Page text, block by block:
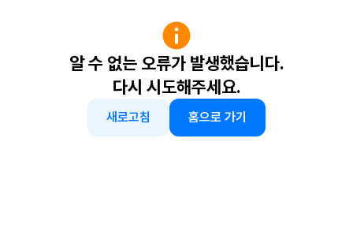
알 수 없는 오류가 발생했습니다.
다시 시도해주세요.
새로고침 홈으로 가기